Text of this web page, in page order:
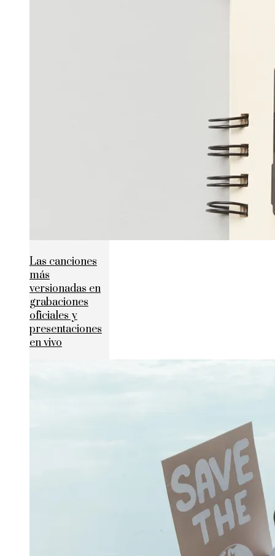
Las canciones
más
versionadas en
grabaciones
oficiales y
presentaciones
en vivo